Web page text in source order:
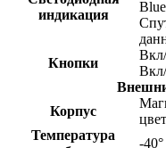
индикация
Кнопки
Корпус
Температура
-